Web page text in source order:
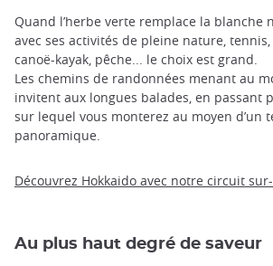
Quand l’herbe verte remplace la blanche
avec ses activités de pleine nature, tennis,
canoë-kayak, pêche... le choix est grand.
Les chemins de randonnées menant au
invitent aux longues balades, en passant
sur lequel vous monterez au moyen d’un
panoramique.
Découvrez Hokkaido avec notre circuit
Au plus haut degré de saveur